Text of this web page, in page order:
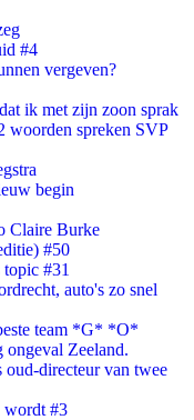
#4
vergeven?
ik met zijn zoon sprak
woorden spreken SVP
begin
Claire Burke
#50
#31
auto's zo snel
team *G* *O*
Zeeland.
directeur van twee
wordt #3